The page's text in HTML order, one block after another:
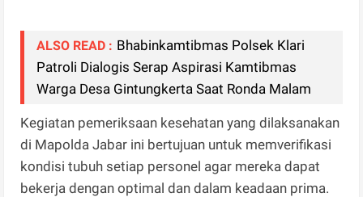
ALSO READ : Bhabinkamtibmas Polsek Klari
Patroli Dialogis Serap Aspirasi Kamtibmas
Warga Desa Gintungkerta Saat Ronda Malam
Kegiatan pemeriksaan kesehatan yang dilaksanakan
di Mapolda Jabar ini bertujuan untuk memverifikasi
kondisi tubuh setiap personel agar mereka dapat
bekerja dengan optimal dan dalam keadaan prima.